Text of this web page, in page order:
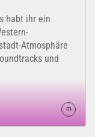
habt ihr ein
Atmosphäre
und
m